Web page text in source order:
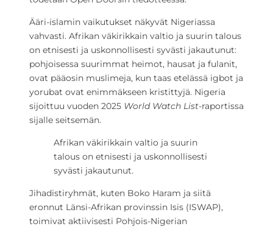
Ääri-islamin vaikutukset näkyvät Nigeriassa
vahvasti. Afrikan väkirikkain valtio ja suurin talous
on etnisesti ja uskonnollisesti syvästi jakautunut:
pohjoisessa suurimmat heimot, hausat ja fulanit,
ovat pääosin muslimeja, kun taas etelässä igbot ja
yorubat ovat enimmäkseen kristittyjä. Nigeria
sijoittuu vuoden 2025 World Watch List-raportissa
sijalle seitsemän.
Afrikan väkirikkain valtio ja suurin
talous on etnisesti ja uskonnollisesti
syvästi jakautunut.
Jihadistiryhmät, kuten Boko Haram ja siitä
eronnut Länsi-Afrikan provinssin Isis (ISWAP),
toimivat aktiivisesti Pohjois-Nigerian